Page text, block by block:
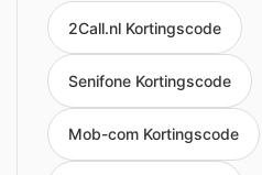
2Call.nl Kortingscode
Senifone Kortingscode
Mob-com Kortingscode